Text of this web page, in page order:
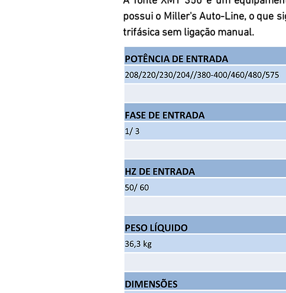
possui o Miller's Auto-Line, o que
trifásica sem ligação manual.